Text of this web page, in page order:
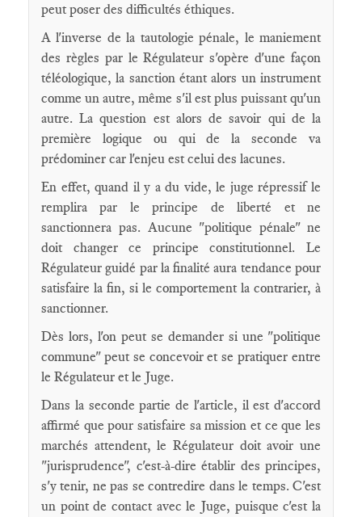
peut poser des difficultés éthiques.
A l'inverse de la tautologie pénale, le maniement
des règles par le Régulateur s'opère d'une façon
téléologique, la sanction étant alors un instrument
comme un autre, même s'il est plus puissant qu'un
autre. La question est alors de savoir qui de la
première logique ou qui de la seconde va
prédominer car l'enjeu est celui des lacunes.
En effet, quand il y a du vide, le juge répressif le
remplira par le principe de liberté et ne
sanctionnera pas. Aucune "politique pénale" ne
doit changer ce principe constitutionnel. Le
Régulateur guidé par la finalité aura tendance pour
satisfaire la fin, si le comportement la contrarier, à
sanctionner.
Dès lors, l'on peut se demander si une "politique
commune" peut se concevoir et se pratiquer entre
le Régulateur et le Juge.
Dans la seconde partie de l'article, il est d'accord
affirmé que pour satisfaire sa mission et ce que les
marchés attendent, le Régulateur doit avoir une
"jurisprudence", c'est-à-dire établir des principes,
s'y tenir, ne pas se contredire dans le temps. C'est
un point de contact avec le Juge, puisque c'est la